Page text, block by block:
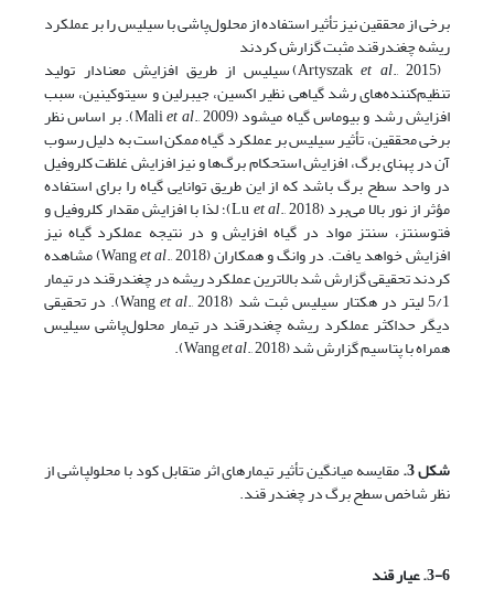
برخی از محققین نیز تأثیر استفاده از محلول‌پاشی با سیلیس را بر عملکرد
ریشه چغندرقند مثبت گزارش کردند
(Artyszak
et al ., 2015) سیلیس از طریق افزایش معنادار تولید
تنظیم‌کننده‌های رشد گیاهی نظیر اکسین، جیبرلین و سیتوکینین، سبب
افزایش رشد و بیوماس گیاه می­شود (Mali et al ., 2009). بر اساس نظر
برخی محققین، تأثیر سیلیس بر عملکرد گیاه ممکن است به دلیل رسوب
آن در پهنای برگ، افزایش استحکام برگ‌ها و نیز افزایش غلظت کلروفیل
در واحد سطح برگ باشد که از این طریق توانایی گیاه را برای استفاده
مؤثر از نور بالا می‌برد (Lu et al ., 2018)؛ لذا با افزایش مقدار کلروفیل و
فتوسنتز، سنتز مواد در گیاه افزایش و در نتیجه عملکرد گیاه نیز
افزایش خواهد یافت. در وانگ و همکاران (Wang et al ., 2018) مشاهده
کردند تحقیقی گزارش شد بالاترین عملکرد ریشه در چغندرقند در تیمار
5/1 لیتر در هکتار سیلیس ثبت شد (Wang et al ., 2018). در تحقیقی
دیگر حداکثر عملکرد ریشه چغندرقند در تیمار محلول‌پاشی سیلیس
همراه با پتاسیم گزارش شد (Wang et al., 2018).
شکل 3. مقایسه میانگین تأثیر تیمارهای اثر متقابل کود با محلول­پاشی از
نظر شاخص سطح برگ در چغندر قند.
3-6. عیار قند